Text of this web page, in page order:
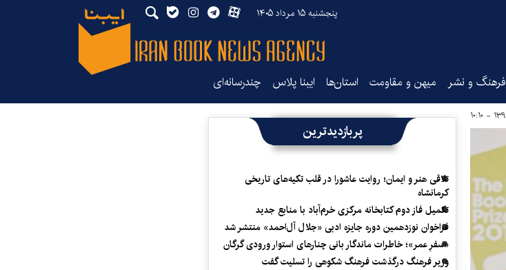
پنجشنبه ۱۵ مرداد ۱۴۰۵
فرهنگ و نشر میهن و مقاومت استان‌ها ایبنا پلاس چندرسانه‌ای
پربازدیدترین
تلاقی هنر و ایمان؛ روایت عاشورا در قلب تکیه‌های تاریخی
کرمانشاه
تکمیل فاز دوم کتابخانه مرکزی خرم‌آباد با منابع جدید
فراخوان نوزدهمین دوره جایزه ادبی «جلال آل‌احمد» منتشر شد
«سفرِ عمر»؛ خاطرات ماندگار بانی چنارهای استوار ورودی گرگان
وزیر فرهنگ درگذشت فرهنگ شکوهی را تسلیت گفت